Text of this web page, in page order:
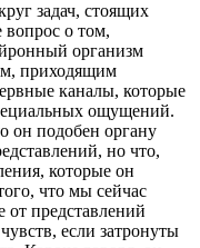
задач, стоящих
вопрос о том,
организм
приходящим
каналы, которые
ощущений.
он подобен органу
но что,
которые он
что мы сейчас
от представлений
если затронуты